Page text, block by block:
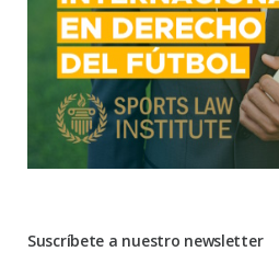
Suscríbete a nuestro newsletter